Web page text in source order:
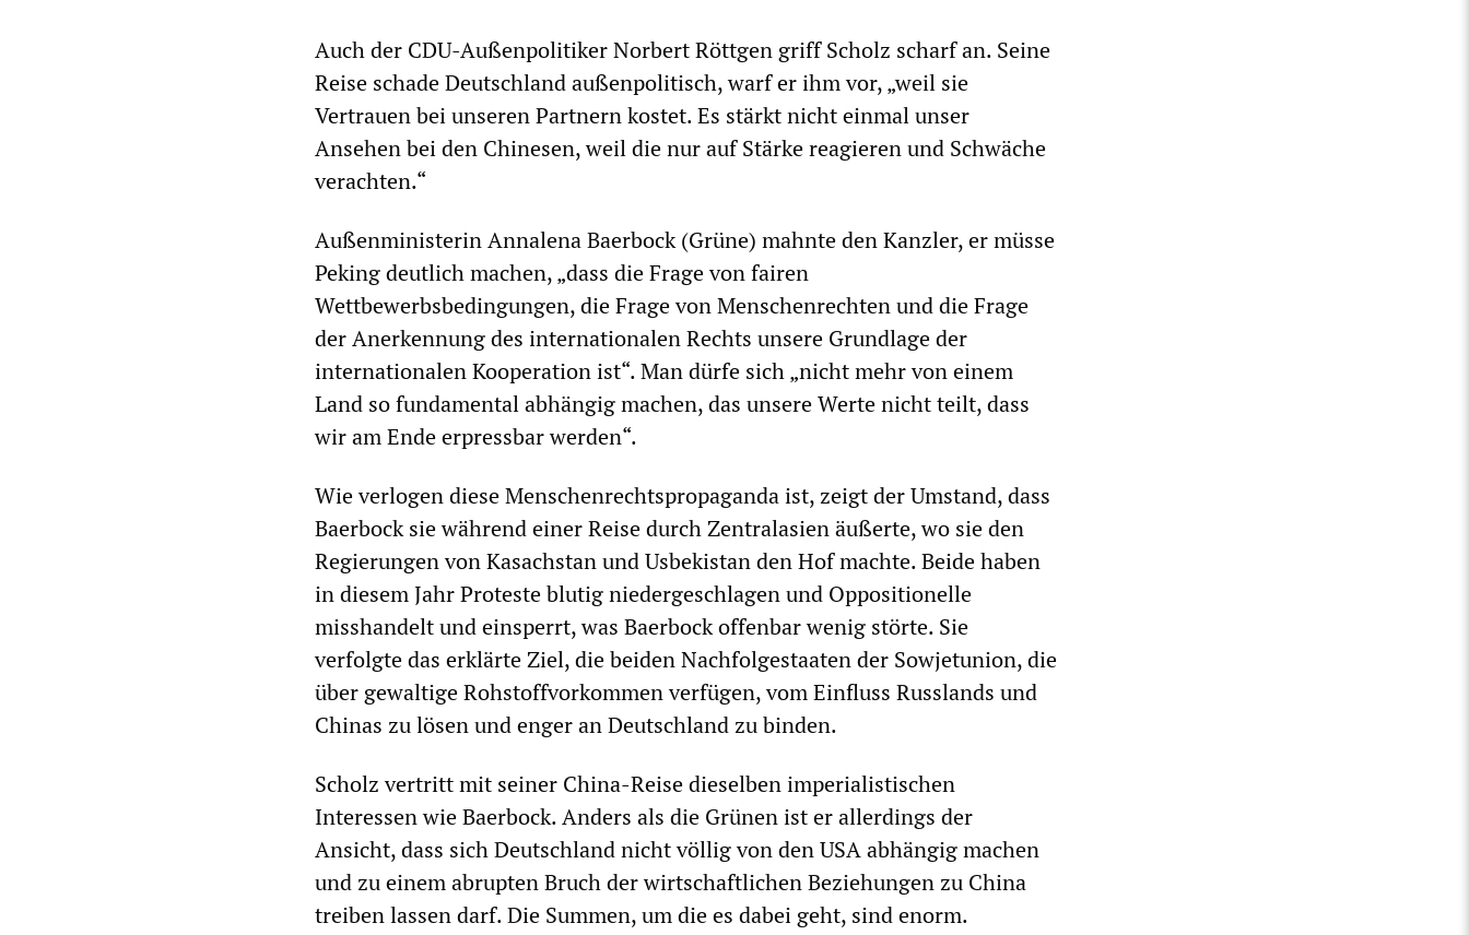
Auch der CDU-Außenpolitiker Norbert Röttgen griff Scholz scharf an. Seine
Reise schade Deutschland außenpolitisch, warf er ihm vor, „weil sie
Vertrauen bei unseren Partnern kostet. Es stärkt nicht einmal unser
Ansehen bei den Chinesen, weil die nur auf Stärke reagieren und Schwäche
verachten.“
Außenministerin Annalena Baerbock (Grüne) mahnte den Kanzler, er müsse
Peking deutlich machen, „dass die Frage von fairen
Wettbewerbsbedingungen, die Frage von Menschenrechten und die Frage
der Anerkennung des internationalen Rechts unsere Grundlage der
internationalen Kooperation ist“. Man dürfe sich „nicht mehr von einem
Land so fundamental abhängig machen, das unsere Werte nicht teilt, dass
wir am Ende erpressbar werden“.
Wie verlogen diese Menschenrechtspropaganda ist, zeigt der Umstand, dass
Baerbock sie während einer Reise durch Zentralasien äußerte, wo sie den
Regierungen von Kasachstan und Usbekistan den Hof machte. Beide haben
in diesem Jahr Proteste blutig niedergeschlagen und Oppositionelle
misshandelt und einsperrt, was Baerbock offenbar wenig störte. Sie
verfolgte das erklärte Ziel, die beiden Nachfolgestaaten der Sowjetunion, die
über gewaltige Rohstoffvorkommen verfügen, vom Einfluss Russlands und
Chinas zu lösen und enger an Deutschland zu binden.
Scholz vertritt mit seiner China-Reise dieselben imperialistischen
Interessen wie Baerbock. Anders als die Grünen ist er allerdings der
Ansicht, dass sich Deutschland nicht völlig von den USA abhängig machen
und zu einem abrupten Bruch der wirtschaftlichen Beziehungen zu China
treiben lassen darf. Die Summen, um die es dabei geht, sind enorm.